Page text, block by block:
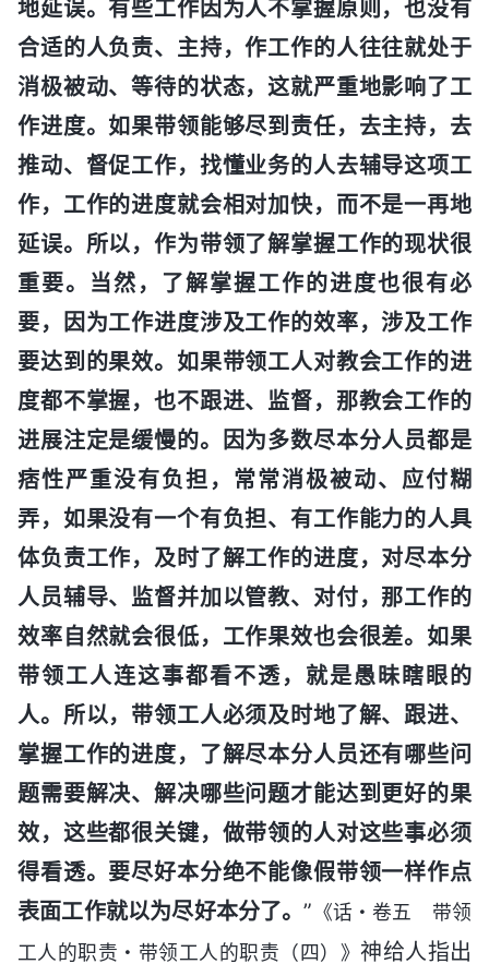
地延误。有些工作因为人不掌握原则，也没有
合适的人负责、主持，作工作的人往往就处于
消极被动、等待的状态，这就严重地影响了工
作进度。如果带领能够尽到责任，去主持，去
推动、督促工作，找懂业务的人去辅导这项工
作，工作的进度就会相对加快，而不是一再地
延误。所以，作为带领了解掌握工作的现状很
重要。当然，了解掌握工作的进度也很有必
要，因为工作进度涉及工作的效率，涉及工作
要达到的果效。如果带领工人对教会工作的进
度都不掌握，也不跟进、监督，那教会工作的
进展注定是缓慢的。因为多数尽本分人员都是
痞性严重没有负担，常常消极被动、应付糊
弄，如果没有一个有负担、有工作能力的人具
体负责工作，及时了解工作的进度，对尽本分
人员辅导、监督并加以管教、对付，那工作的
效率自然就会很低，工作果效也会很差。如果
带领工人连这事都看不透，就是愚昧瞎眼的
人。所以，带领工人必须及时地了解、跟进、
掌握工作的进度，了解尽本分人员还有哪些问
题需要解决、解决哪些问题才能达到更好的果
效，这些都很关键，做带领的人对这些事必须
得看透。要尽好本分绝不能像假带领一样作点
表面工作就以为尽好本分了。” 《话・卷五 带领
工人的职责・带领工人的职责（四）》 神给人指出